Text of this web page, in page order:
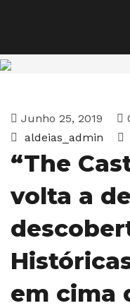
Junho 25, 2019
aldeias_admin
“The
volta a
em cima